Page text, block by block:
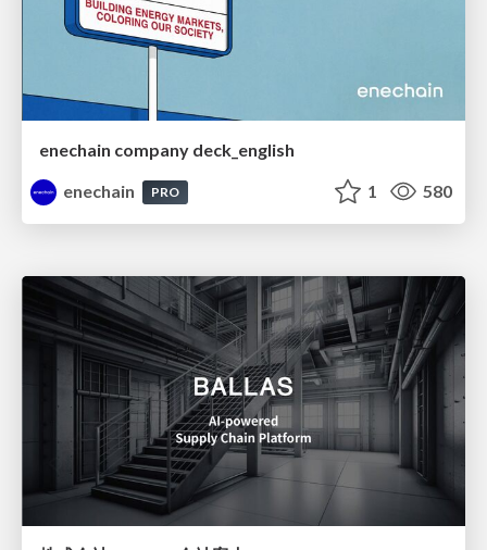
enechain company deck_english
enechain
PRO 1 580